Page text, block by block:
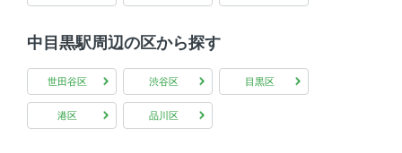
中目黒駅周辺の区から探す
世田谷区 渋谷区 目黒区
港区 品川区